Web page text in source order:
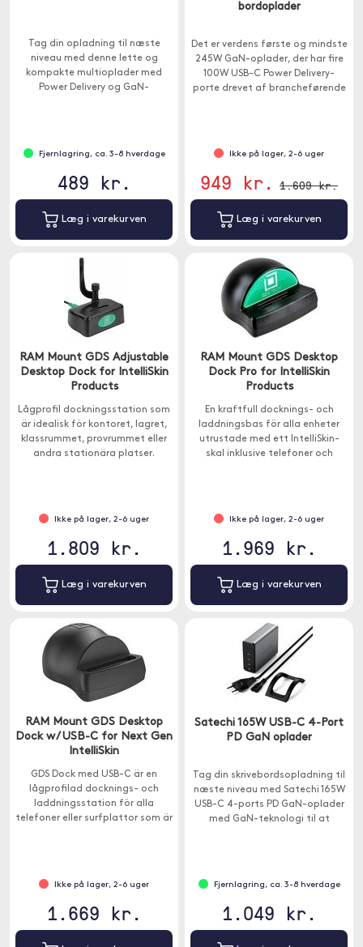
Tag din opladning til næste
niveau med denne lette og
kompakte multioplader med
Power Delivery og GaN-
Fjernlagring, ca. 3-8 hverdage
489 kr.
Læg i varekurven
bordoplader
Det er verdens første og mindste
245W GaN-oplader, der har fire
100W USB-C Power Delivery-
porte drevet af brancheførende
Ikke på lager, 2-6 uger
949 kr. 1.609 kr.
Læg i varekurven
RAM Mount GDS Adjustable
Desktop Dock for IntelliSkin
Products
Lågprofil dockningsstation som
är idealisk för kontoret, lagret,
klassrummet, provrummet eller
andra stationära platser.
Ikke på lager, 2-6 uger
1.809 kr.
Læg i varekurven
RAM Mount GDS Desktop
Dock Pro for IntelliSkin
Products
En kraftfull docknings- och
laddningsbas för alla enheter
utrustade med ett IntelliSkin-
skal inklusive telefoner och
Ikke på lager, 2-6 uger
1.969 kr.
Læg i varekurven
RAM Mount GDS Desktop
Dock w/ USB-C for Next Gen
IntelliSkin
GDS Dock med USB-C är en
lågprofilad docknings- och
laddningsstation för alla
telefoner eller surfplattor som är
Ikke på lager, 2-6 uger
1.669 kr.
Satechi 165W USB-C 4-Port
PD GaN oplader
Tag din skrivebordsopladning til
næste niveau med Satechi 165W
USB-C 4-ports PD GaN-oplader
med GaN-teknologi til at
Fjernlagring, ca. 3-8 hverdage
1.049 kr.